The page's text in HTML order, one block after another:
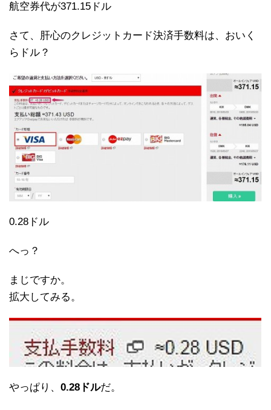
航空券代が371.15ドル
さて、肝心のクレジットカード決済手数料は、おいく
らドル？
0.28ドル
へっ？
まじですか。
拡大してみる。
やっぱり、 0.28ドルだ。